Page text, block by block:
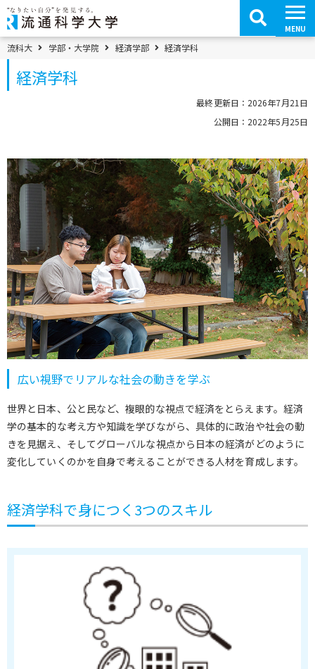
コ
ン
テ
ン
ツ
へ
移
MENU
パンくずメニュー
流科大 学部・大学院 経済学部 経済学科
経済学科
最終更新日：2026年7月21日
公開日：2022年5月25日
広い視野でリアルな社会の動きを学ぶ
世界と日本、公と民など、複眼的な視点で経済をとらえます。経済
学の基本的な考え方や知識を学びながら、具体的に政治や社会の動
きを見据え、そしてグローバルな視点から日本の経済がどのように
変化していくのかを自身で考えることができる人材を育成します。
経済学科で身につく3つのスキル